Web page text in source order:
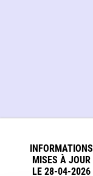
INFORMATIONS
MISES À JOUR
LE 28-04-2026